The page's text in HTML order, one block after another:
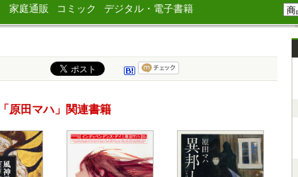
家庭通販 コミック デジタル・電子書籍
「原田マハ」関連書籍